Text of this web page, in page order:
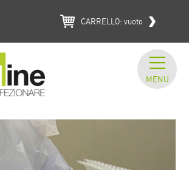
CARRELLO: vuoto
MENU